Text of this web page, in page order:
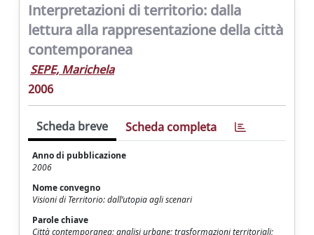
Interpretazioni di territorio: dalla
lettura alla rappresentazione della città
contemporanea
SEPE, Marichela
2006
Scheda breve Scheda completa
Anno di pubblicazione
2006
Nome convegno
Visioni di Territorio: dall’utopia agli scenari
Parole chiave
Città contemporanea; analisi urbane; trasformazioni territoriali;